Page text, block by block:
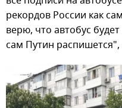
рекордов России как
верю, что автобус
сам Путин